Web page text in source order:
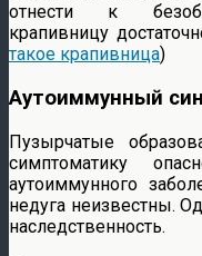
отнести к
крапивницу
такое крапивница)
Аутоиммунный
Пузырчатые
симптоматику
аутоиммунного
недуга неизвестны.
наследственность.